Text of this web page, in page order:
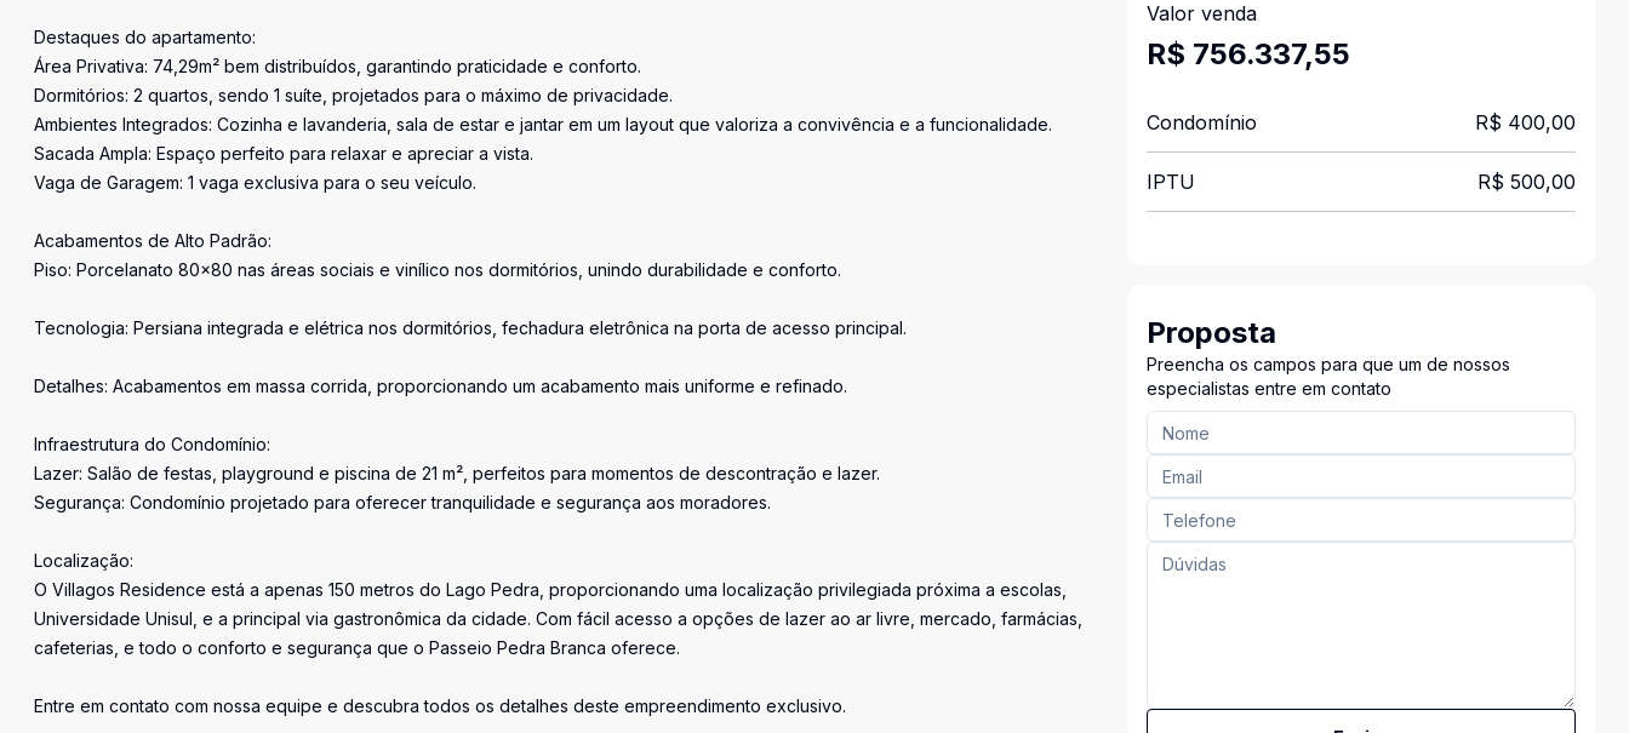
Destaques do apartamento:
Área Privativa: 74,29m² bem distribuídos, garantindo praticidade e conforto.
Dormitórios: 2 quartos, sendo 1 suíte, projetados para o máximo de privacidade.
Ambientes Integrados: Cozinha e lavanderia, sala de estar e jantar em um layout que valoriza a convivência e a funcionalidade.
Sacada Ampla: Espaço perfeito para relaxar e apreciar a vista.
Vaga de Garagem: 1 vaga exclusiva para o seu veículo.
Acabamentos de Alto Padrão:
Piso: Porcelanato 80x80 nas áreas sociais e vinílico nos dormitórios, unindo durabilidade e conforto.
Tecnologia: Persiana integrada e elétrica nos dormitórios, fechadura eletrônica na porta de acesso principal.
Detalhes: Acabamentos em massa corrida, proporcionando um acabamento mais uniforme e refinado.
Infraestrutura do Condomínio:
Lazer: Salão de festas, playground e piscina de 21 m², perfeitos para momentos de descontração e lazer.
Segurança: Condomínio projetado para oferecer tranquilidade e segurança aos moradores.
Localização:
O Villagos Residence está a apenas 150 metros do Lago Pedra, proporcionando uma localização privilegiada próxima a escolas,
Universidade Unisul, e a principal via gastronômica da cidade. Com fácil acesso a opções de lazer ao ar livre, mercado, farmácias,
cafeterias, e todo o conforto e segurança que o Passeio Pedra Branca oferece.
Entre em contato com nossa equipe e descubra todos os detalhes deste empreendimento exclusivo.
Valor venda
R$ 756.337,55
Condomínio R$ 400,00
IPTU R$ 500,00
Proposta
Preencha os campos para que um de nossos
especialistas entre em contato